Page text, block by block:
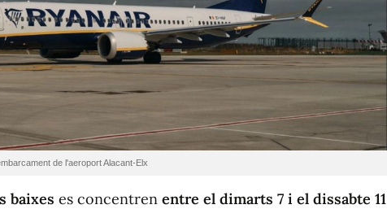
de l'aeroport Alacant-Elx
baixes es concentren entre el dimarts 7 i el dissabte 11